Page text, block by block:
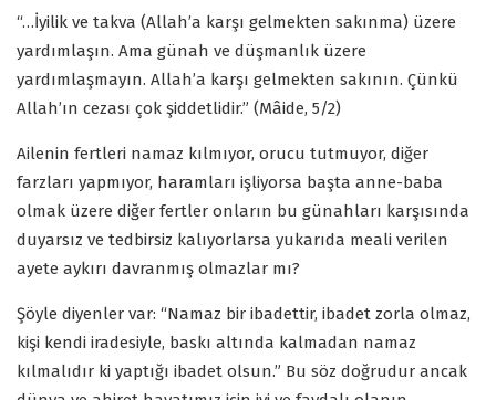
“…İyilik ve takva (Allah’a karşı gelmekten sakınma) üzere
yardımlaşın. Ama günah ve düşmanlık üzere
yardımlaşmayın. Allah’a karşı gelmekten sakının. Çünkü
Allah’ın cezası çok şiddetlidir.” (Mâide, 5/2)
Ailenin fertleri namaz kılmıyor, orucu tutmuyor, diğer
farzları yapmıyor, haramları işliyorsa başta anne-baba
olmak üzere diğer fertler onların bu günahları karşısında
duyarsız ve tedbirsiz kalıyorlarsa yukarıda meali verilen
ayete aykırı davranmış olmazlar mı?
Şöyle diyenler var: “Namaz bir ibadettir, ibadet zorla olmaz,
kişi kendi iradesiyle, baskı altında kalmadan namaz
kılmalıdır ki yaptığı ibadet olsun.” Bu söz doğrudur ancak